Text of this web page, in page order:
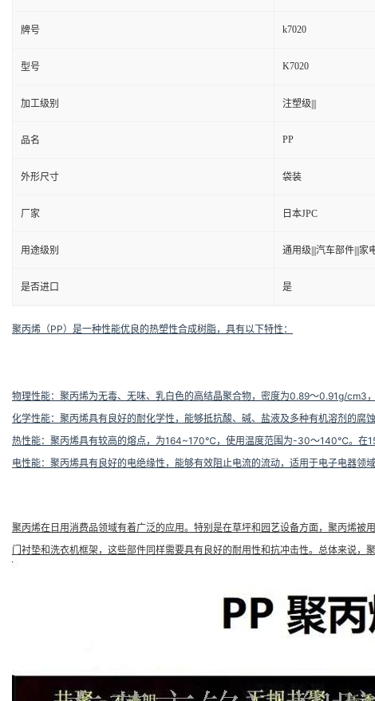
牌号 k7020
型号 K7020
加工级别 注塑级|||
品名 PP
外形尺寸 袋装
厂家 日本JPC
用途级别 通用级|||汽车部件|||家
是否进口 是
聚丙烯（PP）是一种性能优良的热塑性合成树脂，具有以下特性：
物理性能：聚丙烯为无毒、无味、乳白色的高结晶聚合物，密度为0.89～0.91g/cm3
化学性能：聚丙烯具有良好的耐化学性，能够抵抗酸、碱、盐液及多种有机溶剂的
热性能：聚丙烯具有较高的熔点 ，为164~170℃，使用温度范围为-30～140℃。在
电性能：聚丙烯具有良好的电绝缘性，能够有效阻止电流的流动，适用于电子电器领域
聚丙烯在日用消费品领域有着广泛的应用。特别是在草坪和园艺设备方面，聚丙烯
门衬垫和洗衣机框架，这些部件同样需要具有良好的耐用性和抗冲击性。总体来说，